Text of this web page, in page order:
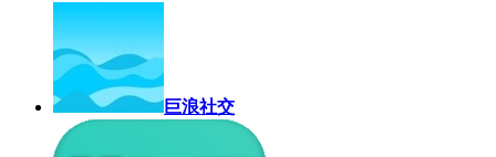
巨浪社交